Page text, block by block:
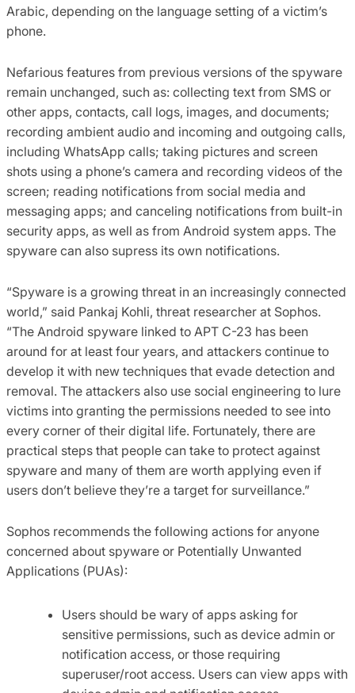
Arabic, depending on the language setting of a victim’s
phone.
Nefarious features from previous versions of the spyware
remain unchanged, such as: collecting text from SMS or
other apps, contacts, call logs, images, and documents;
recording ambient audio and incoming and outgoing calls,
including WhatsApp calls; taking pictures and screen
shots using a phone’s camera and recording videos of the
screen; reading notifications from social media and
messaging apps; and canceling notifications from built-in
security apps, as well as from Android system apps. The
spyware can also supress its own notifications.
“Spyware is a growing threat in an increasingly connected
world,” said Pankaj Kohli, threat researcher at Sophos.
“The Android spyware linked to APT C-23 has been
around for at least four years, and attackers continue to
develop it with new techniques that evade detection and
removal. The attackers also use social engineering to lure
victims into granting the permissions needed to see into
every corner of their digital life. Fortunately, there are
practical steps that people can take to protect against
spyware and many of them are worth applying even if
users don’t believe they’re a target for surveillance.”
Sophos recommends the following actions for anyone
concerned about spyware or Potentially Unwanted
Applications (PUAs):
Users should be wary of apps asking for
sensitive permissions, such as device admin or
notification access, or those requiring
superuser/root access. Users can view apps with